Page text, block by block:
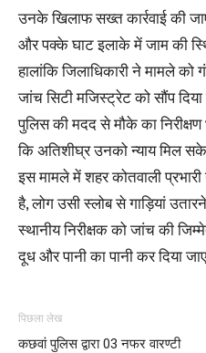
उनके खिलाफ सख्त कार्रवाई की
और पक्के घाट इलाके में जाम की
हालांकि जिलाधिकारी ने मामले
जांच सिटी मजिस्ट्रेट को सौंप
पुलिस की मदद से मौके का निरीक्षण
कि अतिशीघ्र उनको न्याय मिल
इस मामले में शहर कोतवाली
है, लोग उसी स्लोब से गाड़ियां
स्थानीय निरीक्षक को जांच की
दूध और पानी का पानी कर दिया
पिछला लेख
कछवां पुलिस द्वारा 03 नफर वारण्टी